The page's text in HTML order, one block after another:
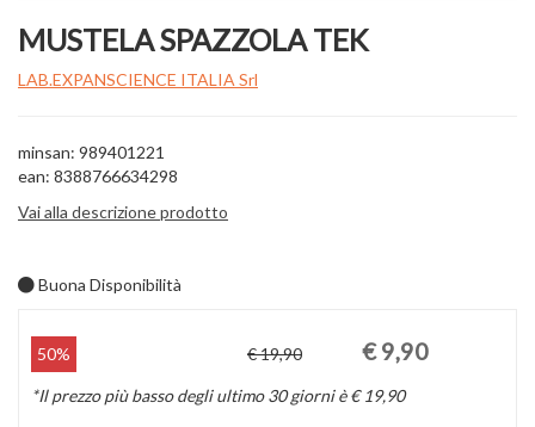
MUSTELA SPAZZOLA TEK
LAB.EXPANSCIENCE ITALIA Srl
minsan: 989401221
ean: 8388766634298
Vai alla descrizione prodotto
Buona Disponibilità
Sconto
del
50% € 19,90
Prezzo
scontato
€ 9,90
*Il prezzo più basso degli ultimo 30 giorni è € 19,90